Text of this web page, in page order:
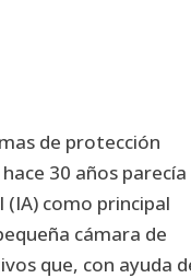
de protección
30 años parecía
(IA) como principal
cámara de
que, con ayuda